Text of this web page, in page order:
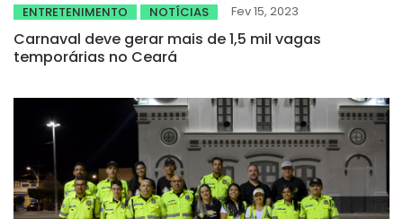
ENTRETENIMENTO NOTÍCIAS Fev 15, 2023
Carnaval deve gerar mais de 1,5 mil vagas
temporárias no Ceará